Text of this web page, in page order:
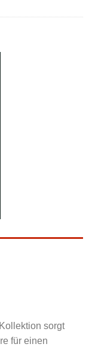
sorgt
für einen